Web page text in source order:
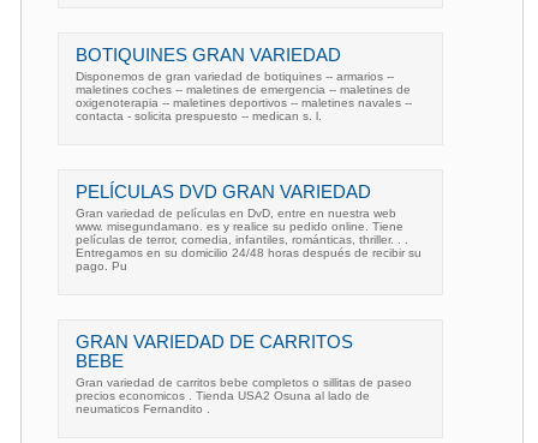
BOTIQUINES GRAN VARIEDAD
Disponemos de gran variedad de botiquines -- armarios --
maletines coches -- maletines de emergencia -- maletines de
oxigenoterapia -- maletines deportivos -- maletines navales --
contacta - solicita prespuesto -- medican s. l.
PELÍCULAS DVD GRAN VARIEDAD
Gran variedad de películas en DvD, entre en nuestra web
www. misegundamano. es y realice su pedido online. Tiene
películas de terror, comedia, infantiles, románticas, thriller. . .
Entregamos en su domicilio 24/48 horas después de recibir su
pago. Pu
GRAN VARIEDAD DE CARRITOS
BEBE
Gran variedad de carritos bebe completos o sillitas de paseo
precios economicos . Tienda USA2 Osuna al lado de
neumaticos Fernandito .